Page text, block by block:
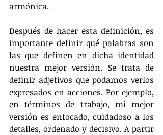
armónica.
Después de hacer esta definición, es
importante definir qué palabras son
las que definen en dicha identidad
nuestra mejor versión. Se trata de
definir adjetivos que podamos verlos
expresados en acciones. Por ejemplo,
en términos de trabajo, mi mejor
versión es enfocado, cuidadoso a los
detalles, ordenado y decisivo. A partir